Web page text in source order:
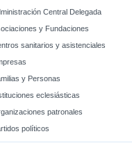
Central Delegada
y Fundaciones
sanitarios y asistenciales
y Personas
eclesiásticas
patronales
políticos